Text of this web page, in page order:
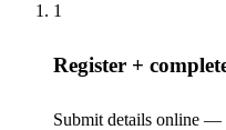
1
Register +
Submit details online —